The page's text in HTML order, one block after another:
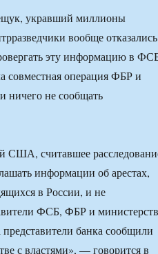
укравший миллионы
вообще отказались
эту информацию в
совместная операция ФБР и
не сообщать
США, считавшее
информации об арестах,
в России, и не
ФСБ, ФБР и
банка сообщили
с властями», — говорится в